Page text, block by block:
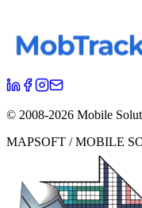
© 2008-2026 Mobile
MAPSOFT / MOBILE